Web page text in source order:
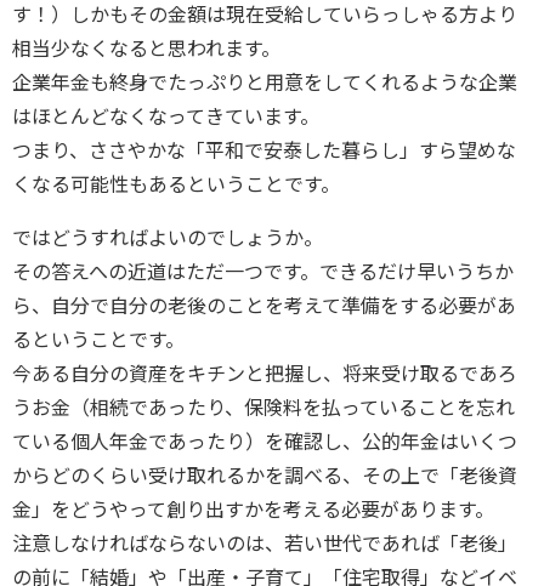
す！）しかもその金額は現在受給していらっしゃる方より
相当少なくなると思われます。
企業年金も終身でたっぷりと用意をしてくれるような企業
はほとんどなくなってきています。
つまり、ささやかな「平和で安泰した暮らし」すら望めな
くなる可能性もあるということです。
ではどうすればよいのでしょうか。
その答えへの近道はただ一つです。できるだけ早いうちか
ら、自分で自分の老後のことを考えて準備をする必要があ
るということです。
今ある自分の資産をキチンと把握し、将来受け取るであろ
うお金（相続であったり、保険料を払っていることを忘れ
ている個人年金であったり）を確認し、公的年金はいくつ
からどのくらい受け取れるかを調べる、その上で「老後資
金」をどうやって創り出すかを考える必要があります。
注意しなければならないのは、若い世代であれば「老後」
の前に「結婚」や「出産・子育て」「住宅取得」などイベ